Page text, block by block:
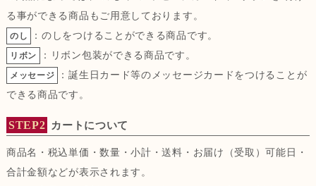
る事ができる商品もご用意しております。
のし ：のしをつけることができる商品です。
リボン ：リボン包装ができる商品です。
メッセージ
：誕生日カード等のメッセージカードをつけることが
できる商品です。
STEP2 カートについて
商品名・税込単価・数量・小計・送料・お届け（受取）可能日・
合計金額などが表示されます。